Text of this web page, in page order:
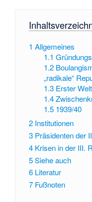
1 Allgemeines
1.1
1.2
„radikale“
1.3 Erster
1.4
1.5 1939/40
2 Institutionen
3 Präsidenten der
4 Krisen in der III.
5Siehe auch
6 Literatur
7 Fußnoten